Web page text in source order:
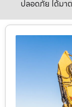
ปลอดภัย ได้มา